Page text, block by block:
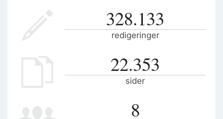
328.133
redigeringer
22.353
sider
8